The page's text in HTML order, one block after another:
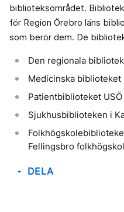
biblioteksområdet.
för Region Örebro läns
som berör dem. De
Den regionala
Medicinska biblioteket
Patientbiblioteket USÖ
Sjukhusbiblioteken i
Fellingsbro
arrow_drop_down DELA